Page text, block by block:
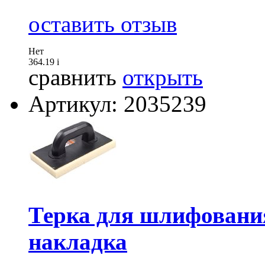
оставить отзыв
Нет
364.19 i
сравнить открыть
Артикул: 2035239
Терка для
накладка